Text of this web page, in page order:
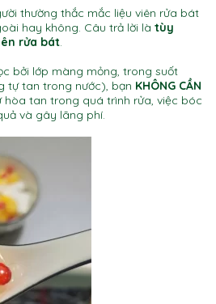
thường thắc mắc liệu viên rửa bát
hay không. Câu trả lời là tùy
rửa bát.
bởi lớp màng mỏng, trong suốt
tự tan trong nước), bạn KHÔNG CẦN
hòa tan trong quá trình rửa, việc bóc
và gây lãng phí.